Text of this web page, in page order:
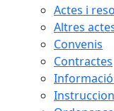
Actes i
Altres
Convenis
Contractes